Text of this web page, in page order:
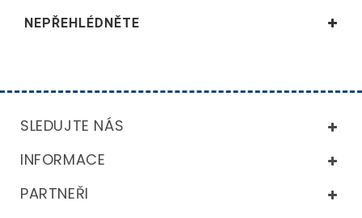
NEPŘEHLÉDNĚTE
SLEDUJTE NÁS
INFORMACE
PARTNEŘI